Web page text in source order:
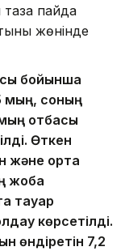
пайда
жөнінде
бойынша
мың, соның
мың отбасы
Өткен
және орта
жоба
тауар
көрсетілді.
өндіретін 7,2